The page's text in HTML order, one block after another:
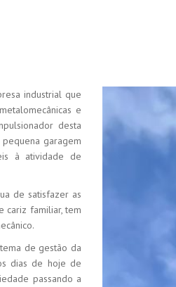
industrial que
e
desta
garagem
à atividade de
de satisfazer as
cariz familiar, tem
de gestão da
dias de hoje de
passando a